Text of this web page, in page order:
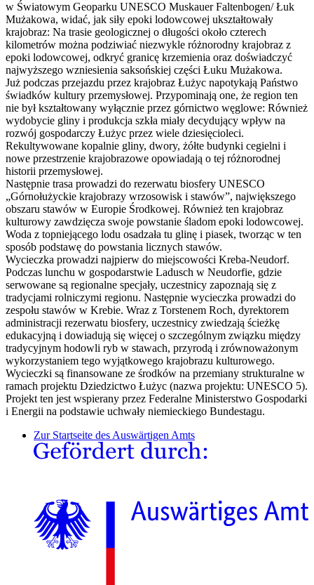
w Światowym Geoparku UNESCO Muskauer Faltenbogen/ Łuk
Mużakowa, widać, jak siły epoki lodowcowej ukształtowały
krajobraz: Na trasie geologicznej o długości około czterech
kilometrów można podziwiać niezwykle różnorodny krajobraz z
epoki lodowcowej, odkryć granicę krzemienia oraz doświadczyć
najwyższego wzniesienia saksońskiej części Łuku Mużakowa.
Już podczas przejazdu przez krajobraz Łużyc napotykają Państwo
świadków kultury przemysłowej. Przypominają one, że region ten
nie był kształtowany wyłącznie przez górnictwo węglowe: Również
wydobycie gliny i produkcja szkła miały decydujący wpływ na
rozwój gospodarczy Łużyc przez wiele dziesięcioleci.
Rekultywowane kopalnie gliny, dwory, żółte budynki cegielni i
nowe przestrzenie krajobrazowe opowiadają o tej różnorodnej
historii przemysłowej.
Następnie trasa prowadzi do rezerwatu biosfery UNESCO
„Górnołużyckie krajobrazy wrzosowisk i stawów”, największego
obszaru stawów w Europie Środkowej. Również ten krajobraz
kulturowy zawdzięcza swoje powstanie śladom epoki lodowcowej.
Woda z topniejącego lodu osadzała tu glinę i piasek, tworząc w ten
sposób podstawę do powstania licznych stawów.
Wycieczka prowadzi najpierw do miejscowości Kreba-Neudorf.
Podczas lunchu w gospodarstwie Ladusch w Neudorfie, gdzie
serwowane są regionalne specjały, uczestnicy zapoznają się z
tradycjami rolniczymi regionu. Następnie wycieczka prowadzi do
zespołu stawów w Krebie. Wraz z Torstenem Roch, dyrektorem
administracji rezerwatu biosfery, uczestnicy zwiedzają ścieżkę
edukacyjną i dowiadują się więcej o szczególnym związku między
tradycyjnym hodowli ryb w stawach, przyrodą i zrównoważonym
wykorzystaniem tego wyjątkowego krajobrazu kulturowego.
Wycieczki są finansowane ze środków na przemiany strukturalne w
ramach projektu Dziedzictwo Łużyc (nazwa projektu: UNESCO 5).
Projekt ten jest wspierany przez Federalne Ministerstwo Gospodarki
i Energii na podstawie uchwały niemieckiego Bundestagu.
Zur Startseite des Auswärtigen Amts